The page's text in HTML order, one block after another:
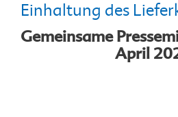
Einhaltung des
Gemeinsame
April